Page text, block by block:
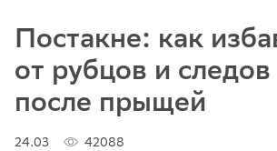
Постакне: как
от рубцов и следов
после прыщей
24.03
42088